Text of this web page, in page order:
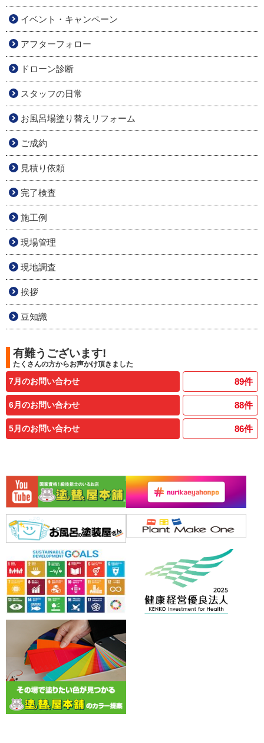
イベント・キャンペーン
アフターフォロー
ドローン診断
スタッフの日常
お風呂場塗り替えリフォーム
ご成約
見積り依頼
完了検査
施工例
現場管理
現地調査
挨拶
豆知識
有難うございます!
たくさんの方からお声かけ頂きました
7月のお問い合わせ 89件
6月のお問い合わせ 88件
5月のお問い合わせ 86件